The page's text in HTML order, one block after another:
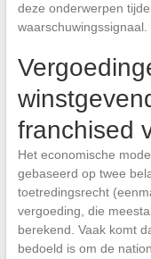
deze onderwerpen
waarschuwingssignaal.
franchised
Het economische
gebaseerd op twee
toetredingsrecht
vergoeding, die
berekend. Vaak komt
bedoeld is om de